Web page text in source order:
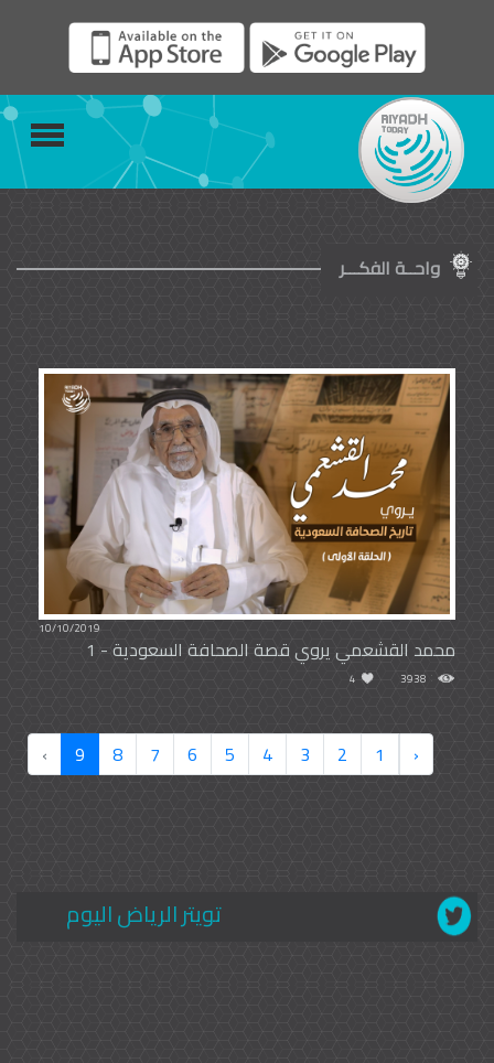
واحــة الفكـــر
10/10/2019
محمد القشعمي يروي قصة الصحافة السعودية - 1
3938
4
‹
1
2
3
4
5
6
7
8
9
›
تويتر الرياض اليوم